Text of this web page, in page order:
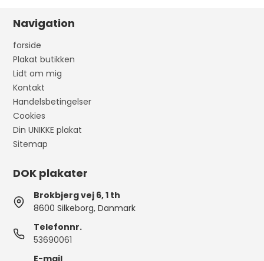
Navigation
forside
Plakat butikken
Lidt om mig
Kontakt
Handelsbetingelser
Cookies
Din UNIKKE plakat
Sitemap
DOK plakater
Brokbjerg vej 6, 1 th
8600 Silkeborg, Danmark
Telefonnr.
53690061